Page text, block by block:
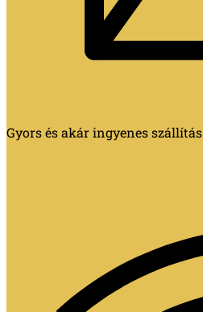
Gyors és akár ingyenes szállítás